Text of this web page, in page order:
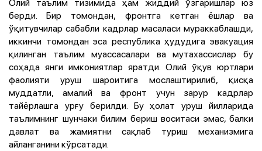
берди. Бир томондан, фронтга кетган ёшлар ва
ўқитувчилар сабабли кадрлар масаласи мураккаблашди,
иккинчи томондан эса республика ҳудудига эвакуация
қилинган таълим муассасалари ва мутахассислар бу
соҳада янги имкониятлар яратди. Олий ўқув юртлари
фаолияти уруш шароитига мослаштирилиб, қисқа
муддатли, амалий ва фронт учун зарур кадрлар
тайёрлашга урғу берилди. Бу ҳолат уруш йилларида
таълимнинг шунчаки билим бериш воситаси эмас, балки
давлат ва жамиятни сақлаб туриш механизмига
айланганини кўрсатади.